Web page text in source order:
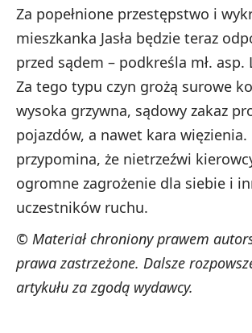
Za popełnione przestępstwo i
mieszkanka Jasła będzie teraz
przed sądem – podkreśla mł. asp.
Za tego typu czyn grożą surowe
wysoka grzywna, sądowy zakaz
pojazdów, a nawet kara więzienia.
przypomina, że nietrzeźwi
ogromne zagrożenie dla siebie i
uczestników ruchu.
© Materiał chroniony prawem
prawa zastrzeżone. Dalsze
artykułu za zgodą wydawcy.